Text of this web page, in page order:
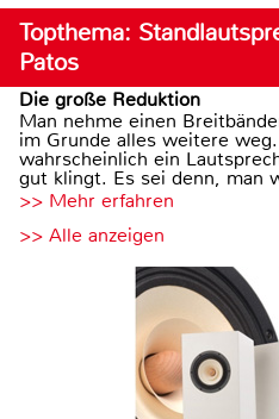
Topthema:
Patos
Die große Reduktion
Man nehme einen
im Grunde alles weitere
wahrscheinlich ein
gut klingt. Es sei denn, man
>> Mehr erfahren
>> Alle anzeigen